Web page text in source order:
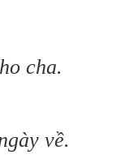
cha.
về.